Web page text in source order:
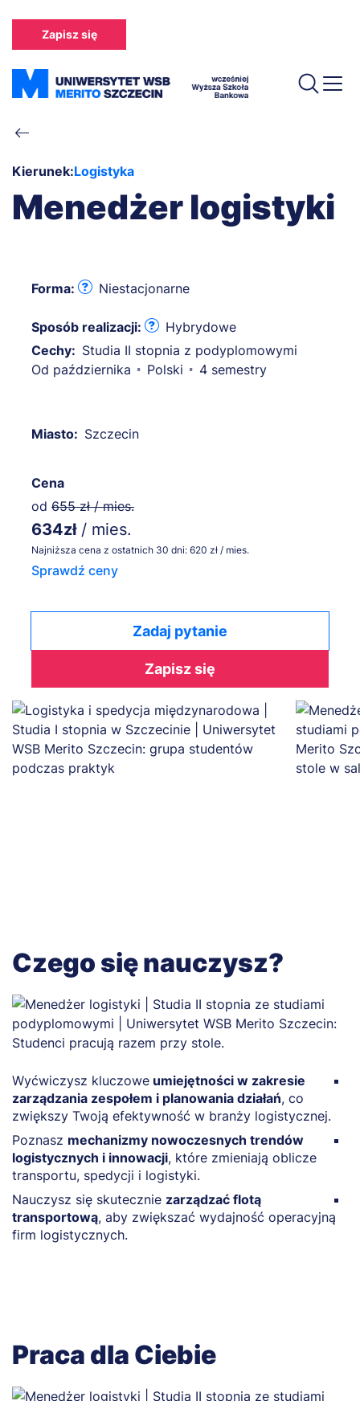
treści
Zapisz się
Ścieżka
nawigacyjna
Kierunek:Logistyka
Menedżer logistyki
Forma: Niestacjonarne
Sposób realizacji:
Hybrydowe
Cechy: Studia II stopnia z podyplomowymi
Od października
Polski 4 semestry
Miasto: Szczecin
Cena
od 655 zł / mies.
634zł / mies.
Najniższa cena z ostatnich 30 dni: 620 zł / mies.
Sprawdź ceny
Zadaj pytanie
Zapisz się
Czego się nauczysz?
Wyćwiczysz kluczowe umiejętności w zakresie
zarządzania zespołem i planowania działań, co
zwiększy Twoją efektywność w branży logistycznej.
Poznasz mechanizmy nowoczesnych trendów
logistycznych i innowacji, które zmieniają oblicze
transportu, spedycji i logistyki.
Nauczysz się skutecznie zarządzać flotą
transportową, aby zwiększać wydajność operacyjną
firm logistycznych.
Praca dla Ciebie